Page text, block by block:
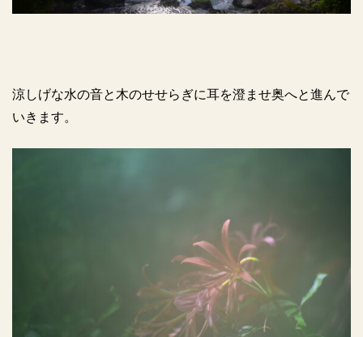
涼しげな水の音と木のせせらぎに耳を澄ませ奥へと進んで
いきます。